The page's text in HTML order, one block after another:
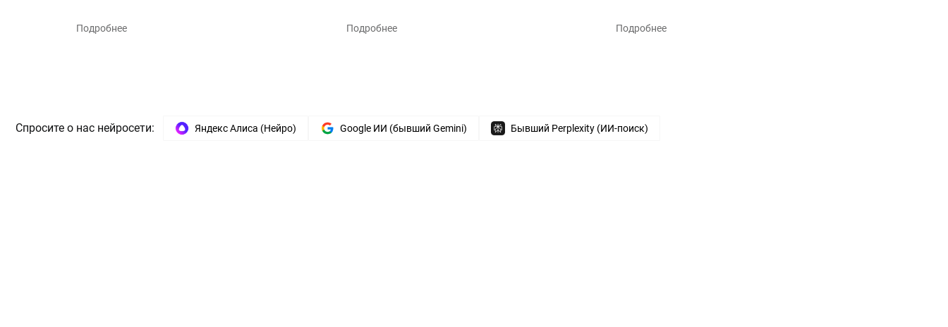
Подробнее Подробнее Подробнее
Спросите о нас нейросети: Яндекс Алиса (Нейро) Google ИИ (бывший Gemini) Бывший Perplexity (ИИ-поиск)